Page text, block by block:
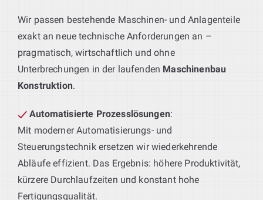
Wir passen bestehende Maschinen- und Anlagenteile
exakt an neue technische Anforderungen an –
pragmatisch, wirtschaftlich und ohne
Unterbrechungen in der laufenden Maschinenbau
Konstruktion.
Automatisierte Prozesslösungen:
Mit moderner Automatisierungs- und
Steuerungstechnik ersetzen wir wiederkehrende
Abläufe effizient. Das Ergebnis: höhere Produktivität,
kürzere Durchlaufzeiten und konstant hohe
Fertigungsqualität.